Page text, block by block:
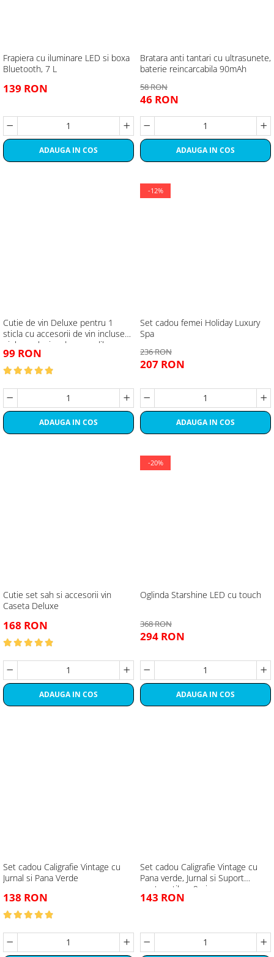
Frapiera cu iluminare LED si boxa
Bluetooth, 7 L
139 RON
ADAUGA IN COS
Bratara anti tantari cu ultrasunete,
baterie reincarcabila 90mAh
58 RON
46 RON
ADAUGA IN COS
Cutie de vin Deluxe pentru 1
sticla cu accesorii de vin incluse
piele ecologica de crocodil
99 RON
ADAUGA IN COS
-12%
Set cadou femei Holiday Luxury
Spa
236 RON
207 RON
ADAUGA IN COS
Cutie set sah si accesorii vin
Caseta Deluxe
168 RON
ADAUGA IN COS
-20%
Oglinda Starshine LED cu touch
368 RON
294 RON
ADAUGA IN COS
Set cadou Caligrafie Vintage cu
Jurnal si Pana Verde
138 RON
Set cadou Caligrafie Vintage cu
Pana verde, Jurnal si Suport
pentru stilou, 9 piese
143 RON